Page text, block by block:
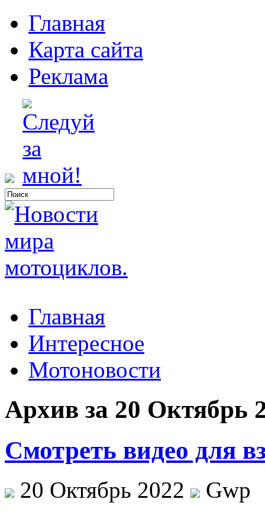
Главная
Карта сайта
Реклама
Главная
Интересное
Мотоновости
Архив за 20 Октябрь
Смотреть видео для
20 Октябрь 2022
Gwp